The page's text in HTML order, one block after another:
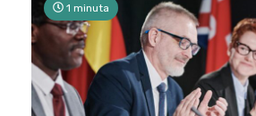
1 minuta